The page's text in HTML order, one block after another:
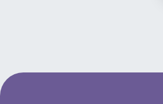
giriş